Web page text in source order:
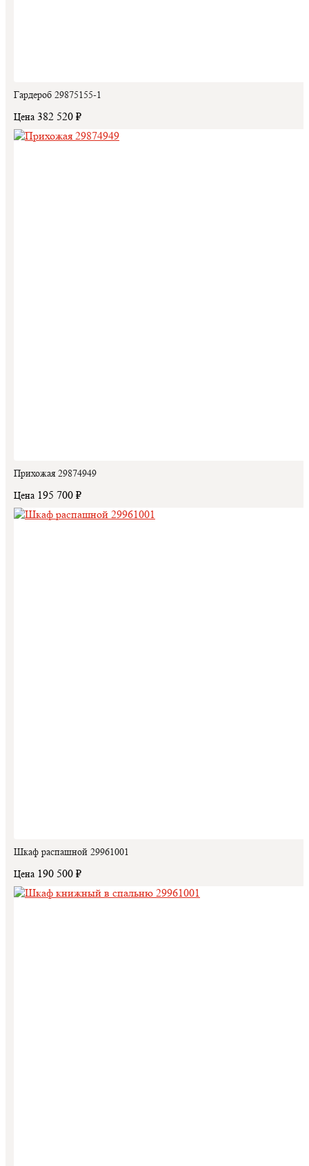
Гардероб 29875155-1
Цена 382 520 ₽
Прихожая 29874949
Цена 195 700 ₽
Шкаф распашной 29961001
Цена 190 500 ₽